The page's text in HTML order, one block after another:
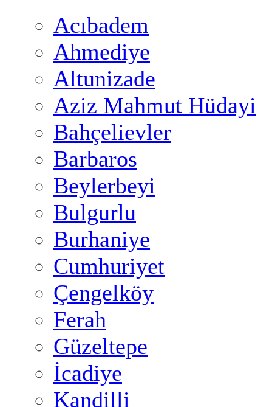
Acıbadem
Ahmediye
Altunizade
Aziz Mahmut Hüdayi
Bahçelievler
Barbaros
Beylerbeyi
Bulgurlu
Burhaniye
Cumhuriyet
Çengelköy
Ferah
Güzeltepe
İcadiye
Kandilli